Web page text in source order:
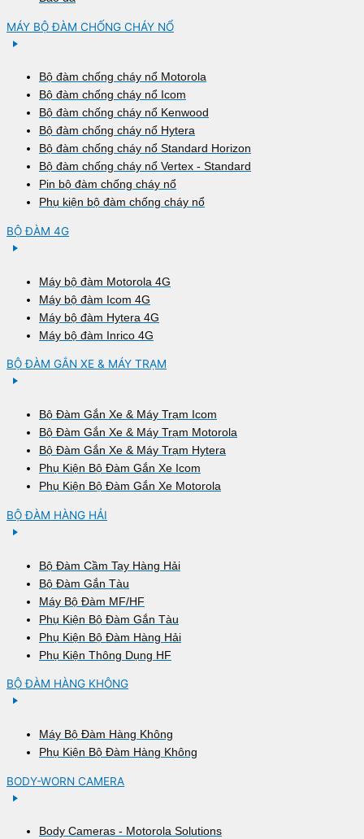
MÁY BỘ ĐÀM CHỐNG CHÁY NỔ
Bộ đàm chống cháy nổ Motorola
Bộ đàm chống cháy nổ Icom
Bộ đàm chống cháy nổ Kenwood
Bộ đàm chống cháy nổ Hytera
Bộ đàm chống cháy nổ Standard Horizon
Bộ đàm chống cháy nổ Vertex - Standard
Pin bộ đàm chống cháy nổ
Phụ kiện bộ đàm chống cháy nổ
BỘ ĐÀM 4G
Máy bộ đàm Motorola 4G
Máy bộ đàm Icom 4G
Máy bộ đàm Hytera 4G
Máy bộ đàm Inrico 4G
BỘ ĐÀM GẮN XE & MÁY TRẠM
Bộ Đàm Gắn Xe & Máy Trạm Icom
Bộ Đàm Gắn Xe & Máy Trạm Motorola
Bộ Đàm Gắn Xe & Máy Trạm Hytera
Phụ Kiện Bộ Đàm Gắn Xe Icom
Phụ Kiện Bộ Đàm Gắn Xe Motorola
BỘ ĐÀM HÀNG HẢI
Bộ Đàm Cầm Tay Hàng Hải
Bộ Đàm Gắn Tàu
Máy Bộ Đàm MF/HF
Phụ Kiện Bộ Đàm Gắn Tàu
Phụ Kiện Bộ Đàm Hàng Hải
Phụ Kiện Thông Dụng HF
BỘ ĐÀM HÀNG KHÔNG
Máy Bộ Đàm Hàng Không
Phụ Kiện Bộ Đàm Hàng Không
BODY-WORN CAMERA
Body Cameras - Motorola Solutions